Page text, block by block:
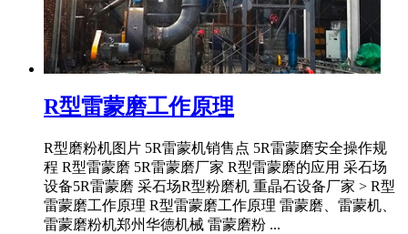
R型雷蒙磨工作原理
R型磨粉机图片 5R雷蒙机销售点 5R雷蒙磨安全操作规
程 R型雷蒙磨 5R雷蒙磨厂家 R型雷蒙磨的应用 采石场
设备5R雷蒙磨 采石场R型粉磨机 重晶石设备厂家 > R型
雷蒙磨工作原理 R型雷蒙磨工作原理 雷蒙磨、雷蒙机、
雷蒙磨粉机郑州华德机械 雷蒙磨粉 ...